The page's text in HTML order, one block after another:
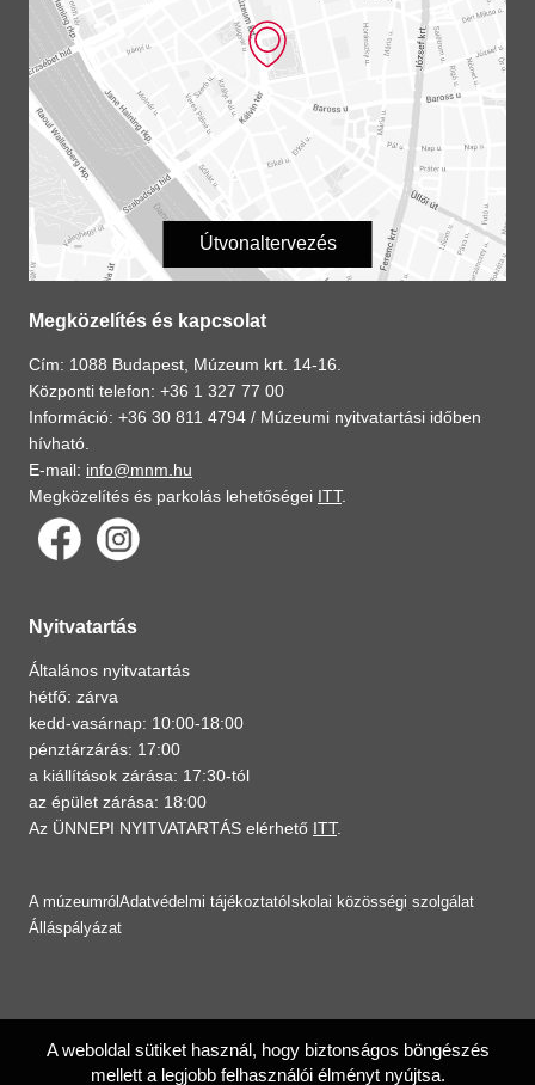
Útvonaltervezés
Megközelítés és kapcsolat
Cím: 1088 Budapest, Múzeum krt. 14-16.
Központi telefon: +36 1 327 77 00
Információ: +36 30 811 4794 / Múzeumi nyitvatartási időben
hívható.
E-mail: info@mnm.hu
Megközelítés és parkolás lehetőségei ITT.
Nyitvatartás
Általános nyitvatartás
hétfő: zárva
kedd-vasárnap: 10:00-18:00
pénztárzárás: 17:00
a kiállítások zárása: 17:30-tól
az épület zárása: 18:00
Az ÜNNEPI NYITVATARTÁS elérhető ITT.
A múzeumról Adatvédelmi tájékoztató Iskolai közösségi szolgálat
Álláspályázat
A weboldal sütiket használ, hogy biztonságos böngészés
mellett a legjobb felhasználói élményt nyújtsa.